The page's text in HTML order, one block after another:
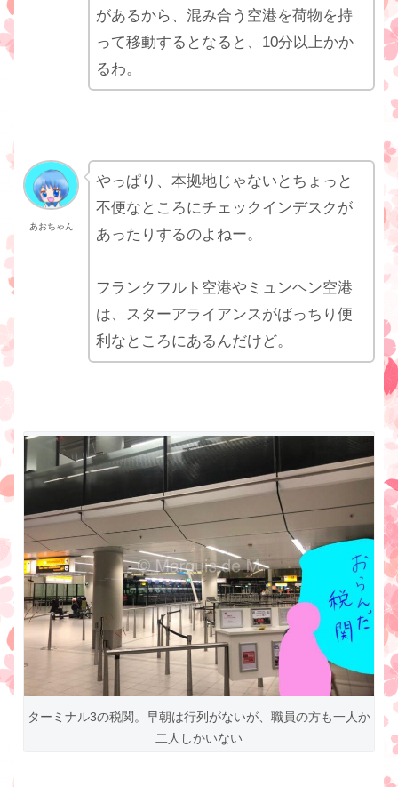
があるから、混み合う空港を荷物を持
って移動するとなると、10分以上かか
るわ。
あおちゃん
やっぱり、本拠地じゃないとちょっと
不便なところにチェックインデスクが
あったりするのよねー。
フランクフルト空港やミュンヘン空港
は、スターアライアンスがばっちり便
利なところにあるんだけど。
ターミナル3の税関。早朝は行列がないが、職員の方も一人か
二人しかいない